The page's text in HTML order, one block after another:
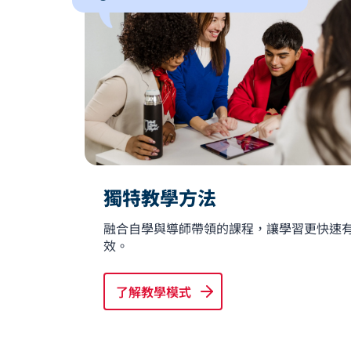
獨特教學方法
融合自學與導師帶領的課程，讓學習更快速
效。
了解教學模式